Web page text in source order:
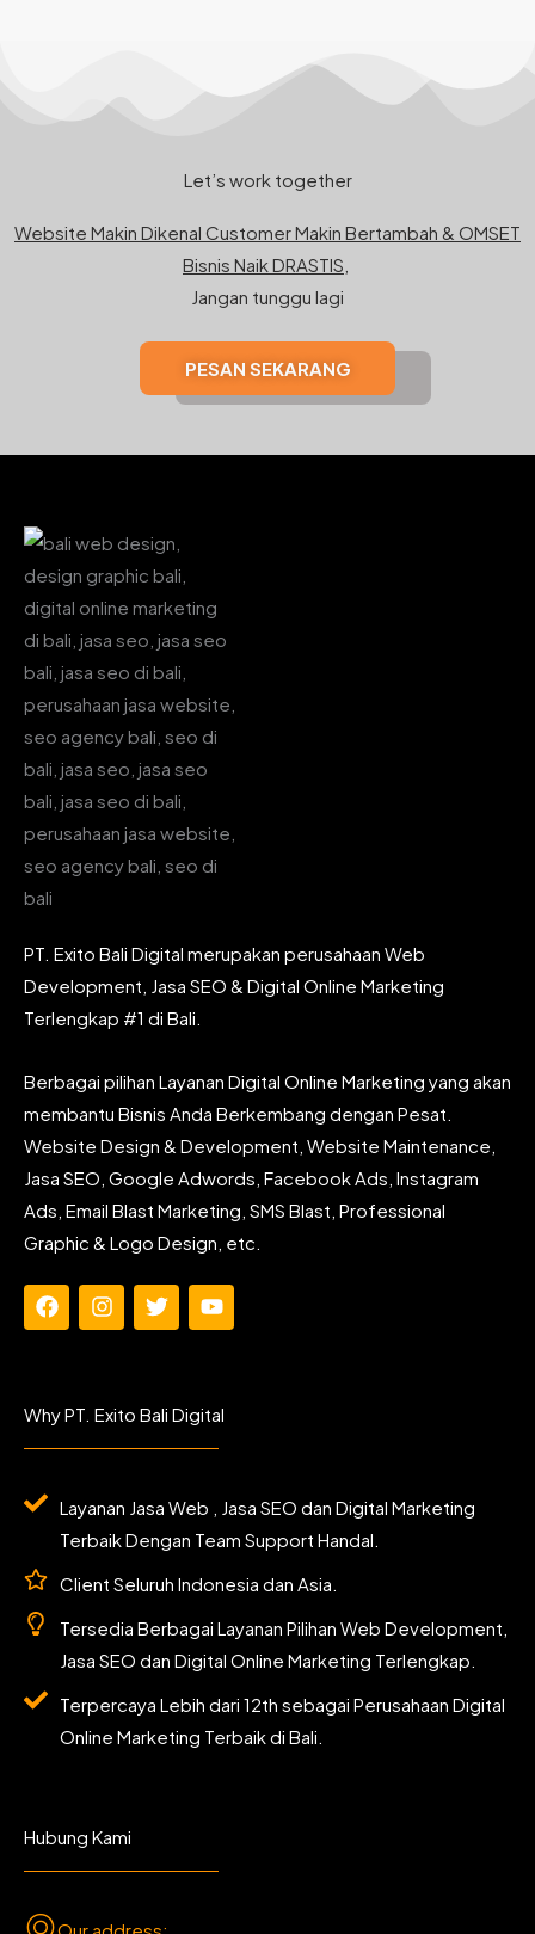
Let’s work together
Website Makin Dikenal Customer Makin Bertambah & OMSET
Bisnis Naik DRASTIS,
Jangan tunggu lagi
PESAN SEKARANG
PT. Exito Bali Digital merupakan perusahaan Web
Development, Jasa SEO & Digital Online Marketing
Terlengkap #1 di Bali.
Berbagai pilihan Layanan Digital Online Marketing yang akan
membantu Bisnis Anda Berkembang dengan Pesat.
Website Design & Development, Website Maintenance,
Jasa SEO, Google Adwords, Facebook Ads, Instagram
Ads, Email Blast Marketing, SMS Blast, Professional
Graphic & Logo Design, etc.
F
b
I
a
m
T
t
Y
u
Why PT. Exito Bali Digital
Layanan Jasa Web , Jasa SEO dan Digital Marketing
Terbaik Dengan Team Support Handal.
Client Seluruh Indonesia dan Asia.
Tersedia Berbagai Layanan Pilihan Web Development,
Jasa SEO dan Digital Online Marketing Terlengkap.
Terpercaya Lebih dari 12th sebagai Perusahaan Digital
Online Marketing Terbaik di Bali.
Hubung Kami
Our address: